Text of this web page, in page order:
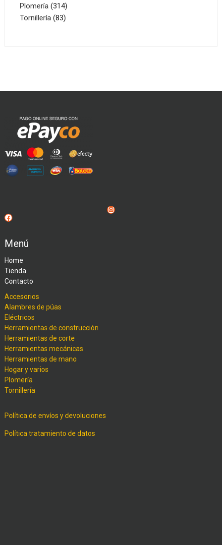
productos
Plomería 314314
productos
Tornillería 8383
Instagram
Facebook
Menú
Home
Tienda
Contacto
Accesorios
Alambres de púas
Eléctricos
Herramientas de construcción
Herramientas de corte
Herramientas mecánicas
Herramientas de mano
Hogar y varios
Plomería
Tornillería
Política de envíos y devoluciones
Política tratamiento de datos